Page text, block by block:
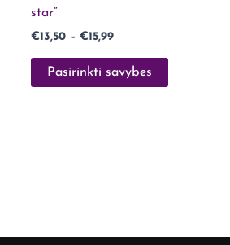
star”
€13,50 – €15,99
Pasirinkti savybes